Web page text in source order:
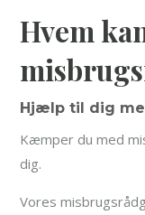
Hvem
Hjælp til dig
Kæmper du med
dig.
Vores